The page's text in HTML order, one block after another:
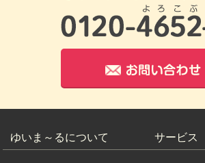
ゆいま～るについて サービス